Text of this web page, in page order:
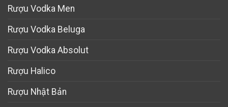
Rượu Vodka Men
Rượu Vodka Beluga
Rượu Vodka Absolut
Rượu Halico
Rượu Nhật Bản